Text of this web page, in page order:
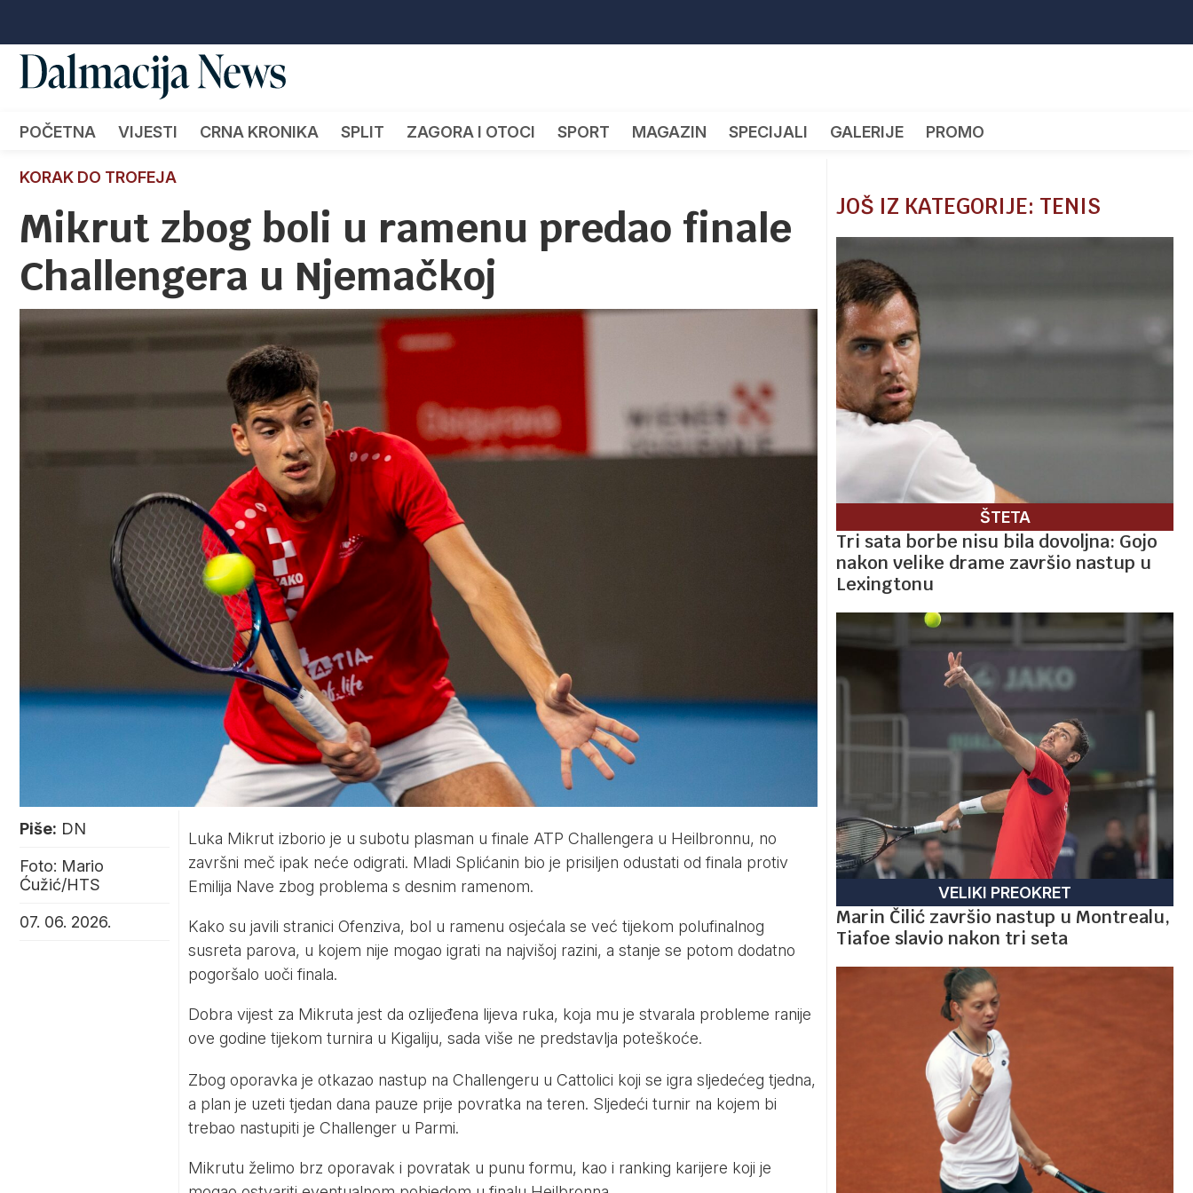
POČETNA VIJESTI CRNA KRONIKA SPLIT ZAGORA I OTOCI SPORT MAGAZIN SPECIJALI GALERIJE PROMO
KORAK DO TROFEJA
Mikrut zbog boli u ramenu predao finale
Challengera u Njemačkoj
Piše: DN
Foto: Mario
Ćužić/HTS
07. 06. 2026.
Luka Mikrut izborio je u subotu plasman u finale ATP Challengera u Heilbronnu, no
završni meč ipak neće odigrati. Mladi Splićanin bio je prisiljen odustati od finala protiv
Emilija Nave zbog problema s desnim ramenom.
Kako su javili stranici Ofenziva, bol u ramenu osjećala se već tijekom polufinalnog
susreta parova, u kojem nije mogao igrati na najvišoj razini, a stanje se potom dodatno
pogoršalo uoči finala.
Dobra vijest za Mikruta jest da ozlijeđena lijeva ruka, koja mu je stvarala probleme ranije
ove godine tijekom turnira u Kigaliju, sada više ne predstavlja poteškoće.
Zbog oporavka je otkazao nastup na Challengeru u Cattolici koji se igra sljedećeg tjedna,
a plan je uzeti tjedan dana pauze prije povratka na teren. Sljedeći turnir na kojem bi
trebao nastupiti je Challenger u Parmi.
Mikrutu želimo brz oporavak i povratak u punu formu, kao i ranking karijere koji je
JOŠ IZ KATEGORIJE: TENIS
ŠTETA
Tri sata borbe nisu bila dovoljna: Gojo
nakon velike drame završio nastup u
Lexingtonu
VELIKI PREOKRET
Marin Čilić završio nastup u Montrealu,
Tiafoe slavio nakon tri seta